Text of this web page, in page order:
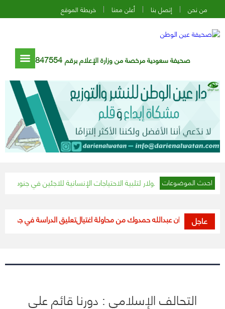
من نحن إتصل بنا أعلن معنا خريطة الموقع
صحيفة سعودية مرخصة من وزارة الإعلام برقم 847554
احدث الموضوعات
عاجل
السودان عبدالله حمدوك من محاولة اغتيالتعليق الدراسة في جميع مدارس
التحالف الإسلامي : دورنا قائم على